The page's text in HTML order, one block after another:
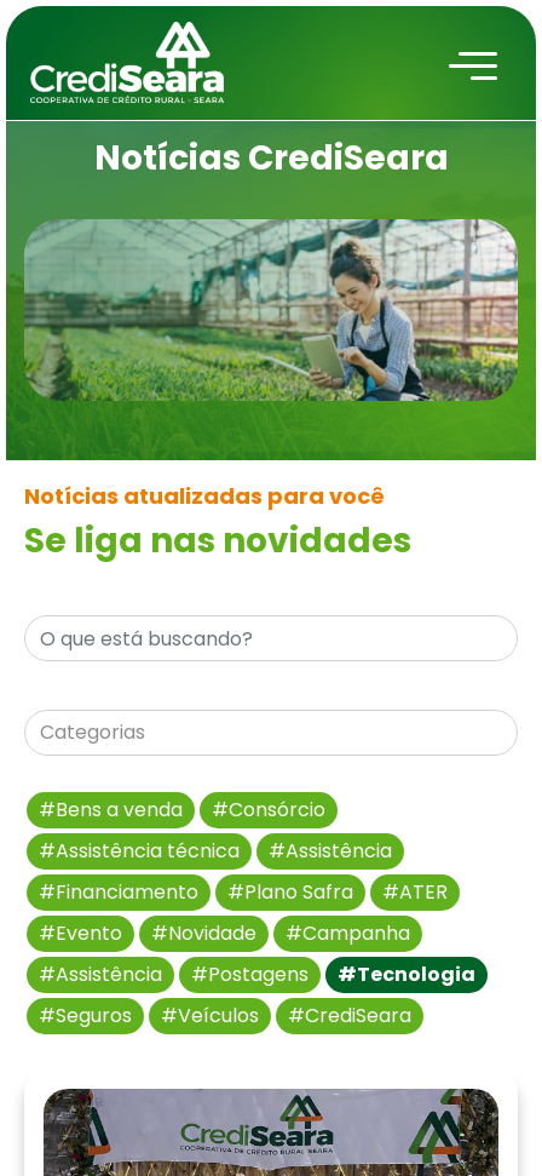
Notícias CrediSeara
Notícias atualizadas para você
Se liga nas novidades
#Bens a venda
#Consórcio
#Assistência técnica
#Assistência
#Financiamento
#Plano Safra
#ATER
#Evento
#Novidade
#Campanha
#Assistência
#Postagens
#Tecnologia
#Seguros
#Veículos #CrediSeara